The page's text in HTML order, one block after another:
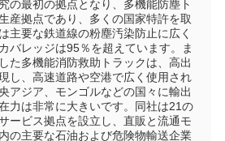
の最初の拠点となり、多機能防塵ト
産拠点であり、多くの国家特許を取
主要な鉄道線の粉塵汚染防止に広く
バレッジは95％を超えています。ま
た多機能消防救助トラックは、高出
し、高速道路や空港で広く使用され
アジア、モンゴルなどの国々に輸出
力は非常に大きいです。同社は21の
ービス拠点を設立し、直販と流通モ
の主要な石油および危険物輸送企業